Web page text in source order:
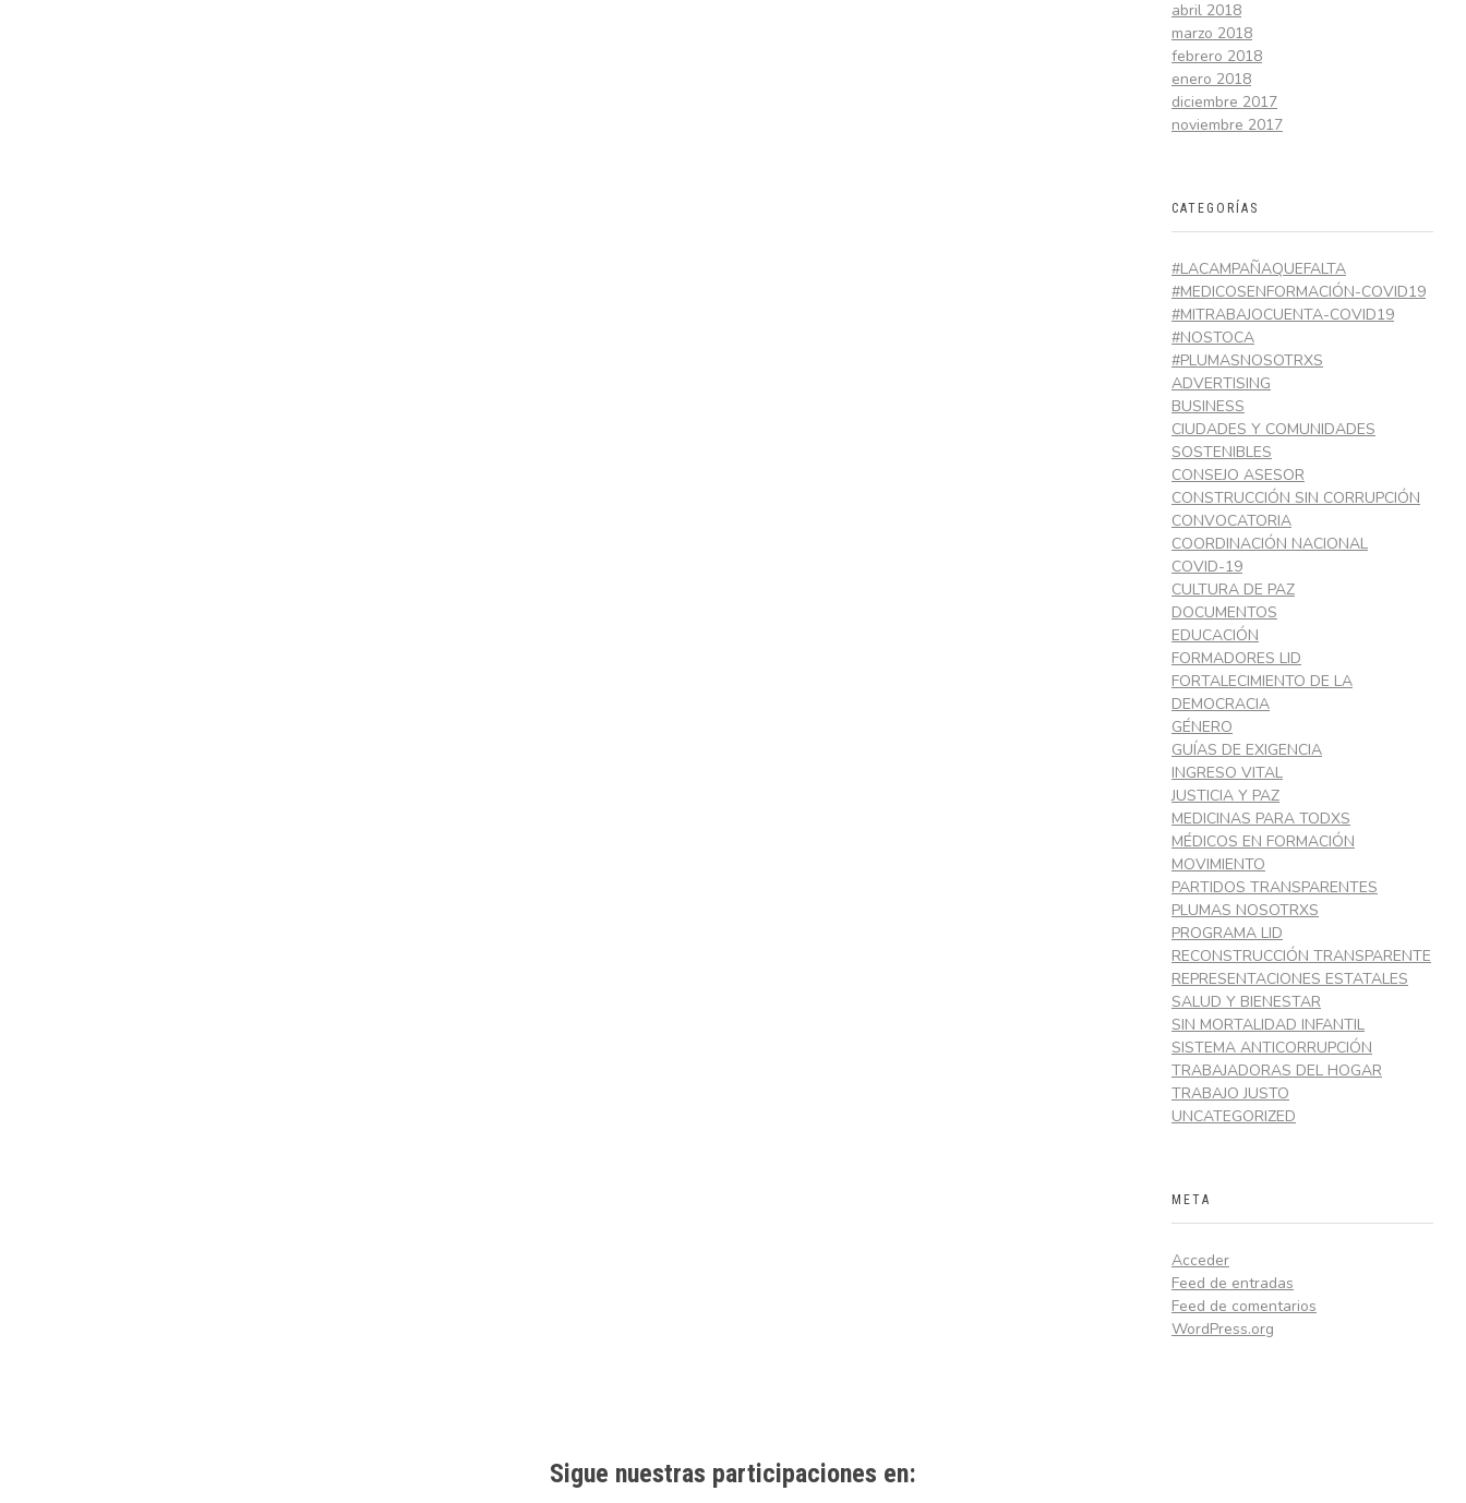
abril 2018
marzo 2018
febrero 2018
enero 2018
diciembre 2017
noviembre 2017
CATEGORÍAS
#LACAMPAÑAQUEFALTA
#MEDICOSENFORMACIÓN-COVID19
#MITRABAJOCUENTA-COVID19
#NOSTOCA
#PLUMASNOSOTRXS
ADVERTISING
BUSINESS
CIUDADES Y COMUNIDADES
SOSTENIBLES
CONSEJO ASESOR
CONSTRUCCIÓN SIN CORRUPCIÓN
CONVOCATORIA
COORDINACIÓN NACIONAL
COVID-19
CULTURA DE PAZ
DOCUMENTOS
EDUCACIÓN
FORMADORES LID
FORTALECIMIENTO DE LA
DEMOCRACIA
GÉNERO
GUÍAS DE EXIGENCIA
INGRESO VITAL
JUSTICIA Y PAZ
MEDICINAS PARA TODXS
MÉDICOS EN FORMACIÓN
MOVIMIENTO
PARTIDOS TRANSPARENTES
PLUMAS NOSOTRXS
PROGRAMA LID
RECONSTRUCCIÓN TRANSPARENTE
REPRESENTACIONES ESTATALES
SALUD Y BIENESTAR
SIN MORTALIDAD INFANTIL
SISTEMA ANTICORRUPCIÓN
TRABAJADORAS DEL HOGAR
TRABAJO JUSTO
UNCATEGORIZED
META
Acceder
Feed de entradas
Feed de comentarios
WordPress.org
Sigue nuestras participaciones en: